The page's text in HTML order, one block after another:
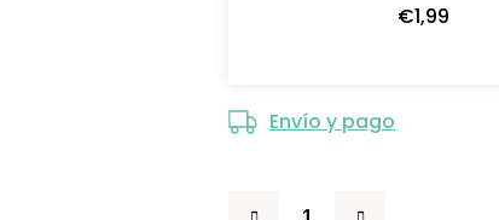
€1,99
Envío y pago